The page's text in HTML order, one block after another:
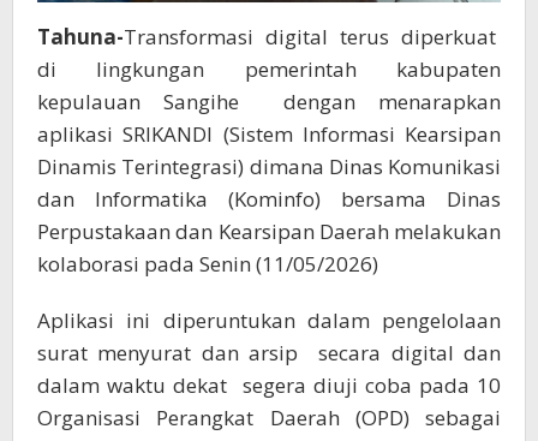
Tahuna-Transformasi digital terus diperkuat
di lingkungan pemerintah kabupaten
kepulauan Sangihe dengan menarapkan
aplikasi SRIKANDI (Sistem Informasi Kearsipan
Dinamis Terintegrasi) dimana Dinas Komunikasi
dan Informatika (Kominfo) bersama Dinas
Perpustakaan dan Kearsipan Daerah melakukan
kolaborasi pada Senin (11/05/2026)
Aplikasi ini diperuntukan dalam pengelolaan
surat menyurat dan arsip secara digital dan
dalam waktu dekat segera diuji coba pada 10
Organisasi Perangkat Daerah (OPD) sebagai